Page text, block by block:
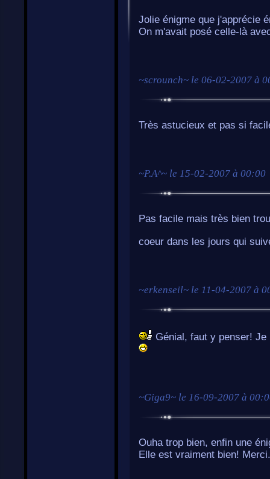
Jolie énigme que j'apprécie
On m'avait posé celle-là
~scrounch~ le 06-02-2007 à
Très astucieux et pas si
~P.A^~ le 15-02-2007 à 00:00
Pas facile mais très bien
coeur dans les jours qui
~erkenseil~ le 11-04-2007 à
Génial, faut y penser!
~Giga9~ le 16-09-2007 à
Ouha trop bien, enfin une
Elle est vraiment bien! Merci.